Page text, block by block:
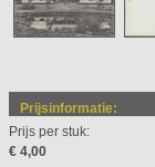
Prijsinformatie:
Prijs per stuk:
€ 4,00